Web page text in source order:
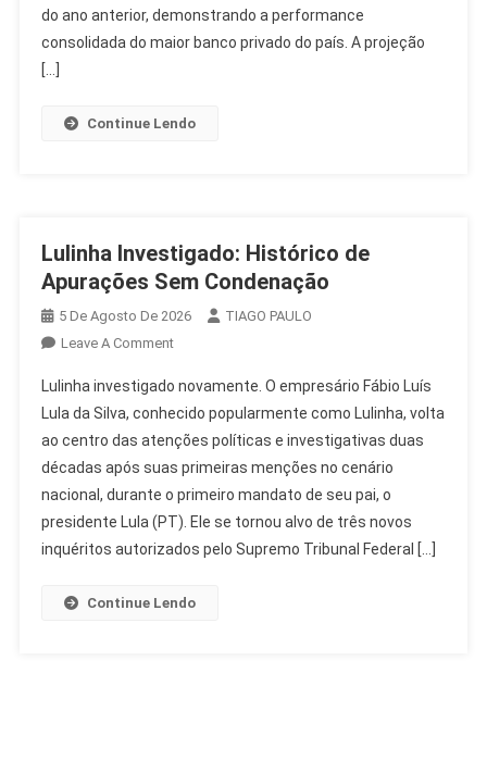
R$
12,4
do ano anterior, demonstrando a performance
consolidada do maior banco privado do país. A projeção
[…]
Continue Lendo
Lulinha Investigado: Histórico de
Apurações Sem Condenação
5 De Agosto De 2026
TIAGO PAULO
Leave A CommentOn
Investigado:
Histórico
De
Apurações
Sem
Condenação
Lulinha investigado novamente. O empresário Fábio Luís
Lula da Silva, conhecido popularmente como Lulinha, volta
ao centro das atenções políticas e investigativas duas
décadas após suas primeiras menções no cenário
nacional, durante o primeiro mandato de seu pai, o
presidente Lula (PT). Ele se tornou alvo de três novos
inquéritos autorizados pelo Supremo Tribunal Federal […]
Continue Lendo